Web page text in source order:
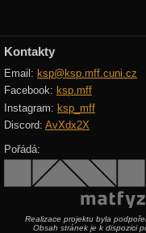
Kontakty
Email: ksp@ksp.mff.cuni.cz
Facebook: ksp.mff
Instagram: ksp_mff
Discord: AvXdx2X
Pořádá:
Realizace projektu byla
Obsah stránek je k dispozici